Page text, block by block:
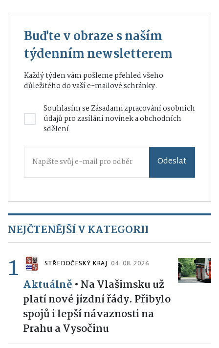
Buďte v obraze s naším
týdenním newsletterem
Každý týden vám pošleme přehled všeho
důležitého do vaší e-mailové schránky.
Souhlasím seZásadami zpracování osobních
údajůpro zasílání novinek a obchodních
sdělení
Odeslat
NEJČTENĚJŠÍ V KATEGORII
1 STŘEDOČESKÝ KRAJ 04. 08. 2026
Aktuálně • Na Vlašimsku už
platí nové jízdní řády. Přibylo
spojů i lepší návaznosti na
Prahu a Vysočinu